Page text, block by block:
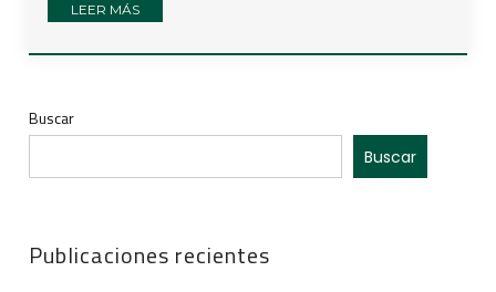
LEER MÁS
Buscar
Buscar
Publicaciones recientes